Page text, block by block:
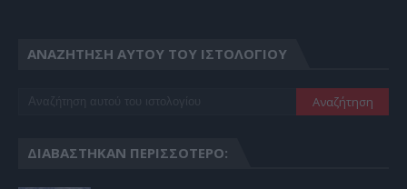
ΑΝΑΖΉΤΗΣΗ ΑΥΤΟΎ ΤΟΥ ΙΣΤΟΛΟΓΊΟΥ
ΔΙΑΒΆΣΤΗΚΑΝ ΠΕΡΙΣΣΌΤΕΡΟ: